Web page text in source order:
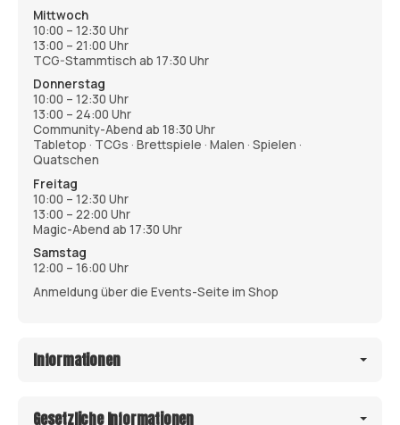
Mittwoch
10:00 – 12:30 Uhr
13:00 – 21:00 Uhr
TCG-Stammtisch ab 17:30 Uhr
Donnerstag
10:00 – 12:30 Uhr
13:00 – 24:00 Uhr
Community-Abend ab 18:30 Uhr
Tabletop · TCGs · Brettspiele · Malen · Spielen ·
Quatschen
Freitag
10:00 – 12:30 Uhr
13:00 – 22:00 Uhr
Magic-Abend ab 17:30 Uhr
Samstag
12:00 – 16:00 Uhr
Anmeldung über die Events-Seite im Shop
Informationen
Gesetzliche Informationen